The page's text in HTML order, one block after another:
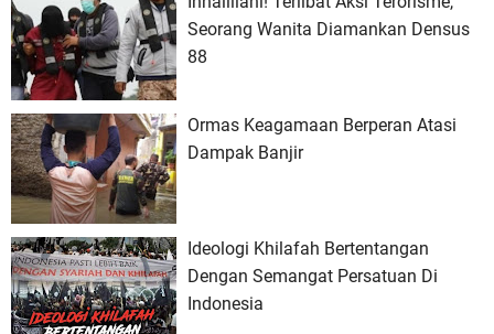
Seorang Wanita Diamankan Densus
88
Ormas Keagamaan Berperan Atasi
Dampak Banjir
Ideologi Khilafah Bertentangan
Dengan Semangat Persatuan Di
Indonesia